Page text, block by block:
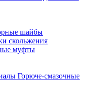
шайбы
скольжения
муфты
Горюче-смазочные